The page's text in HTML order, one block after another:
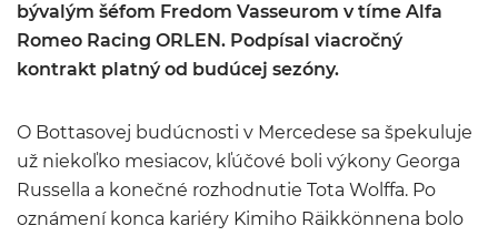
bývalým šéfom Fredom Vasseurom v tíme Alfa
Romeo Racing ORLEN. Podpísal viacročný
kontrakt platný od budúcej sezóny.
O Bottasovej budúcnosti v Mercedese sa špekuluje
už niekoľko mesiacov, kľúčové boli výkony Georga
Russella a konečné rozhodnutie Tota Wolffa. Po
oznámení konca kariéry Kimiho Räikkönnena bolo